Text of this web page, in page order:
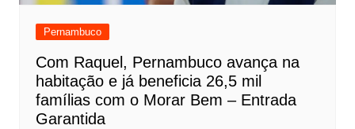
Pernambuco
Com Raquel, Pernambuco avança na
habitação e já beneficia 26,5 mil
famílias com o Morar Bem – Entrada
Garantida